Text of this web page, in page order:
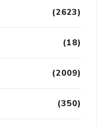
(2623)
(18)
(2009)
(350)